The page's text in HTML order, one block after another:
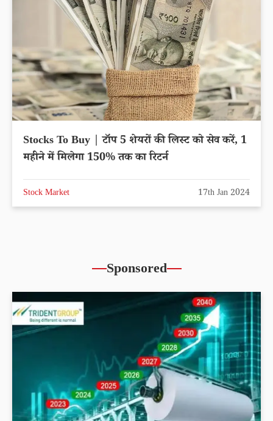
Stocks To Buy | टॉप 5 शेयरों की लिस्ट को सेव करें, 1
महीने में मिलेगा 150% तक का रिटर्न
Stock Market 17th Jan 2024
Sponsored